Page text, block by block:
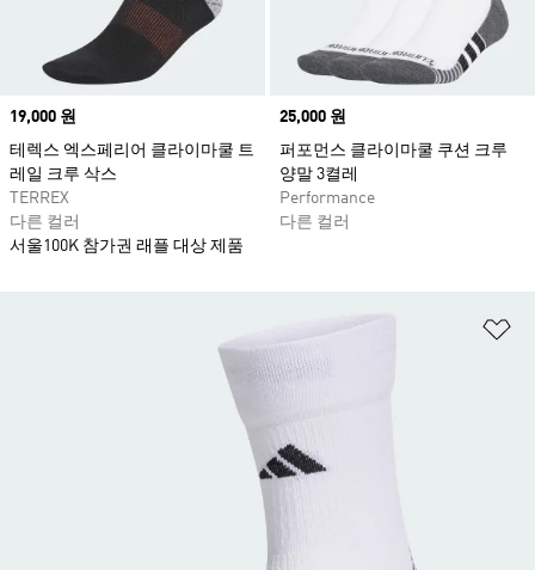
Price
19,000 원
테렉스 엑스페리어 클라이마쿨 트
레일 크루 삭스
TERREX
다른 컬러
서울100K 참가권 래플 대상 제품
Price
25,000 원
퍼포먼스 클라이마쿨 쿠션 크루
양말 3켤레
Performance
다른 컬러